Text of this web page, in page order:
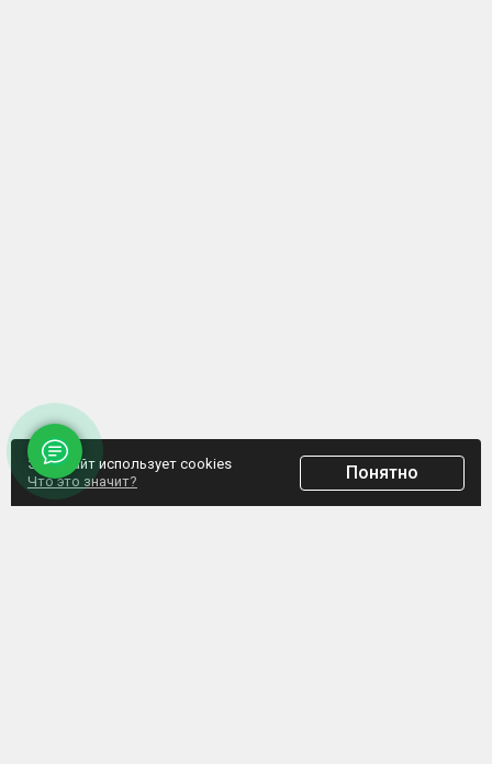
Этот сайт использует cookies
Что это значит?
Понятно